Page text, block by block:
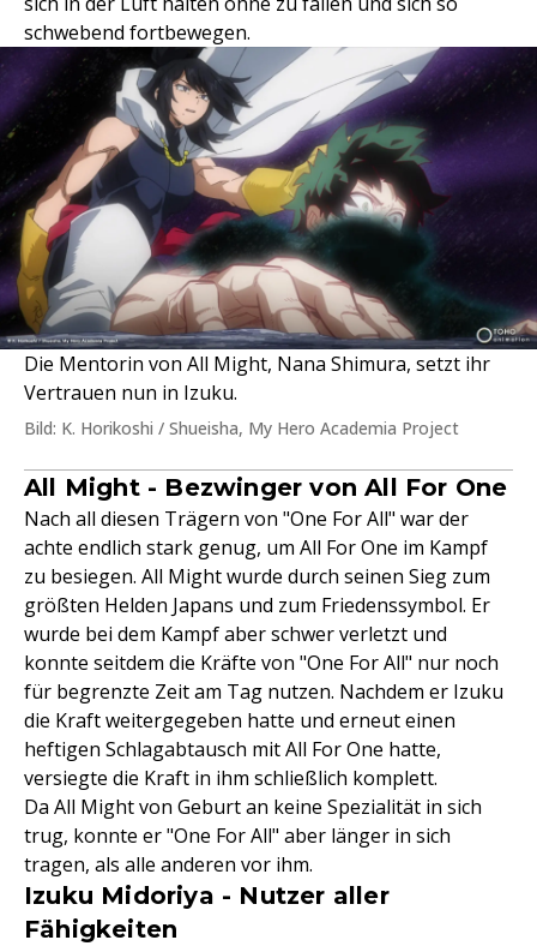
schwebend fortbewegen.
Die Mentorin von All Might, Nana Shimura, setzt ihr
Vertrauen nun in Izuku.
Bild: K. Horikoshi / Shueisha, My Hero Academia Project
All Might - Bezwinger von All For One
Nach all diesen Trägern von "One For All" war der
achte endlich stark genug, um All For One im Kampf
zu besiegen. All Might wurde durch seinen Sieg zum
größten Helden Japans und zum Friedenssymbol. Er
wurde bei dem Kampf aber schwer verletzt und
konnte seitdem die Kräfte von "One For All" nur noch
für begrenzte Zeit am Tag nutzen. Nachdem er Izuku
die Kraft weitergegeben hatte und erneut einen
heftigen Schlagabtausch mit All For One hatte,
versiegte die Kraft in ihm schließlich komplett.
Da All Might von Geburt an keine Spezialität in sich
trug, konnte er "One For All" aber länger in sich
tragen, als alle anderen vor ihm.
Izuku Midoriya - Nutzer aller
Fähigkeiten